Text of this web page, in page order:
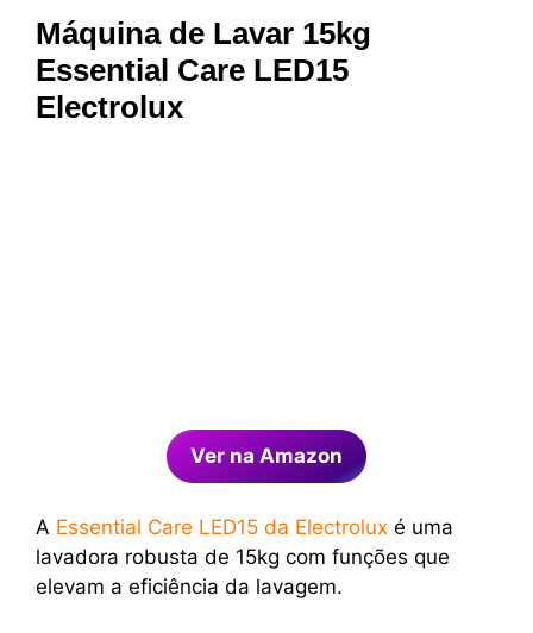
Máquina de Lavar 15kg
Essential Care LED15
Electrolux
Ver na Amazon
A Essential Care LED15 da Electrolux é uma
lavadora robusta de 15kg com funções que
elevam a eficiência da lavagem.